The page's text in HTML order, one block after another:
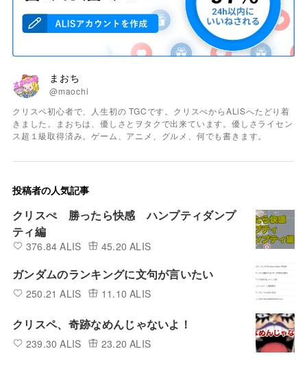
まおち
@maochi
クリスペ初心者で、人生初の TGCです。クリスぺからALiSへたどり着
きました。まおちは、優しさとヲタクで出来ています。優しさライセン
ス超１級取得済み。ゲーム、アニメ、グルメ、何でも書きます。
投稿者の人気記事
クリスぺ 勝ったら快感 ハンプティダンプ
ティ編
376.84 ALIS 45.20 ALIS
ガンダムのランキングに文句が言いたい
250.21 ALIS 11.10 ALIS
クリスペ、奇跡なめんじゃないよ！
239.30 ALIS 23.20 ALIS